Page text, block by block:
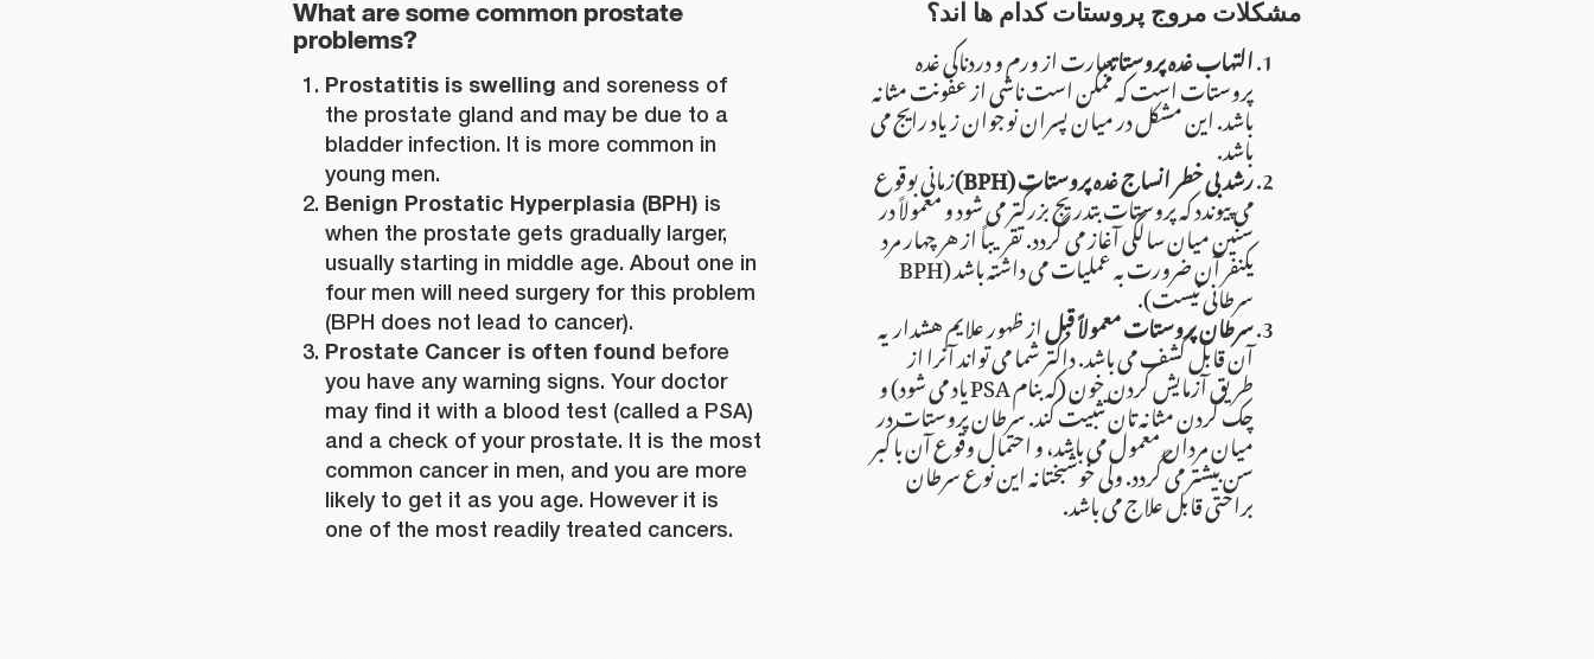
What are some common prostate
problems?
Prostatitis is swelling and soreness of
the prostate gland and may be due to a
bladder infection. It is more common in
young men.
Benign Prostatic Hyperplasia (BPH) is
when the prostate gets gradually larger,
usually starting in middle age. About one in
four men will need surgery for this problem
(BPH does not lead to cancer).
Prostate Cancer is often found before
you have any warning signs. Your doctor
may find it with a blood test (called a PSA)
and a check of your prostate. It is the most
common cancer in men, and you are more
likely to get it as you age. However it is
one of the most readily treated cancers.
مشکلات مروج پروستات کدام ها اند؟
التهاب غده پروستاتعبارت از ورم و دردناکی غده
پروستات است که ممکن است ناشی از عفونت مثانه
باشد. این مشکل در میان پسران نوجوان زیاد رایج می
باشد.
رشد بی خطر انساج غده پروستات (BPH) زمانی بوقوع
می پیوندد که پروستات بتدریج بزرگتر می شود و معمولاً در
سنین میان سالگی آغاز می گردد. تقریباً از هر چهار مرد
یکنفر آن ضرورت به عملیات می داشته باشد (BPH
سرطانی نیست).
سرطان پروستات معمولاً قبلاز ظهور علایم هشداریه
آن قابل کشف می باشد. داکتر شما می تواند آنرا از
طریق آزمایش کردن خون (که بنام PSA یاد می شود) و
چک کردن مثانه تان تثبیت کند. سرطان پروستات در
میان مردان معمول می باشد، و احتمال وقوع آن با کبر
سن بیشتر می گردد. ولی خوشبختانه این نوع سرطان
براحتی قابل علاج می باشد.